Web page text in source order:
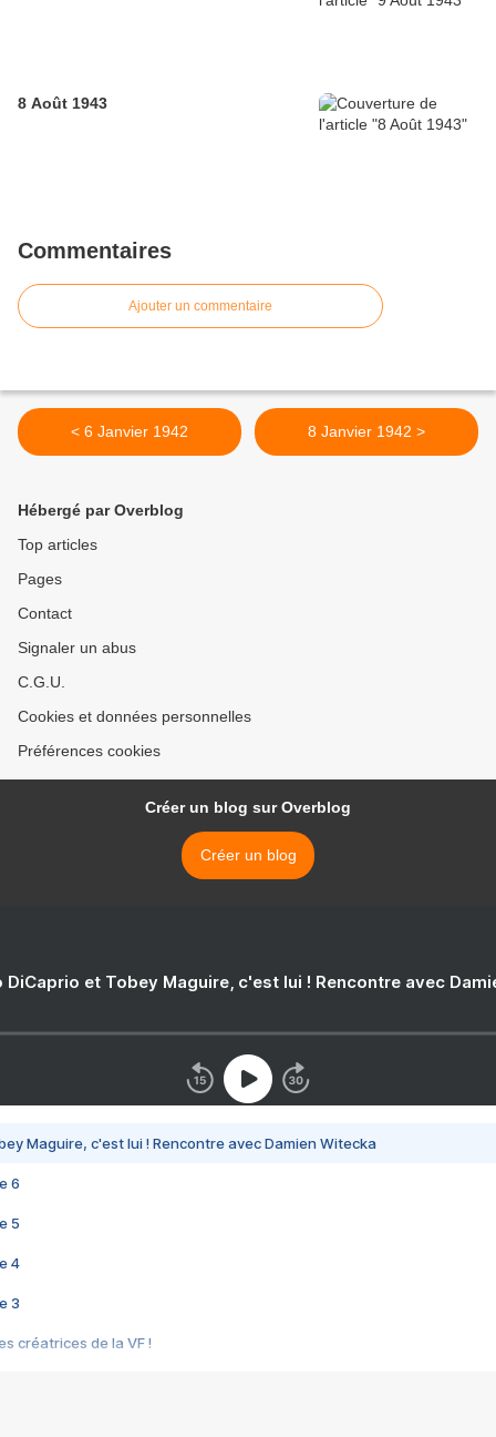
8 Août 1943
Commentaires
Ajouter un commentaire
< 6 Janvier 1942 8 Janvier 1942 >
Hébergé par Overblog
Top articles
Pages
Contact
Signaler un abus
C.G.U.
Cookies et données personnelles
Préférences cookies
Créer un blog sur Overblog
Créer un blog
DiCaprio et Tobey Maguire, c'est lui ! Rencontre avec
Maguire, c'est lui ! Rencontre avec Damien Witecka
6
5
4
3
créatrices de la VF !